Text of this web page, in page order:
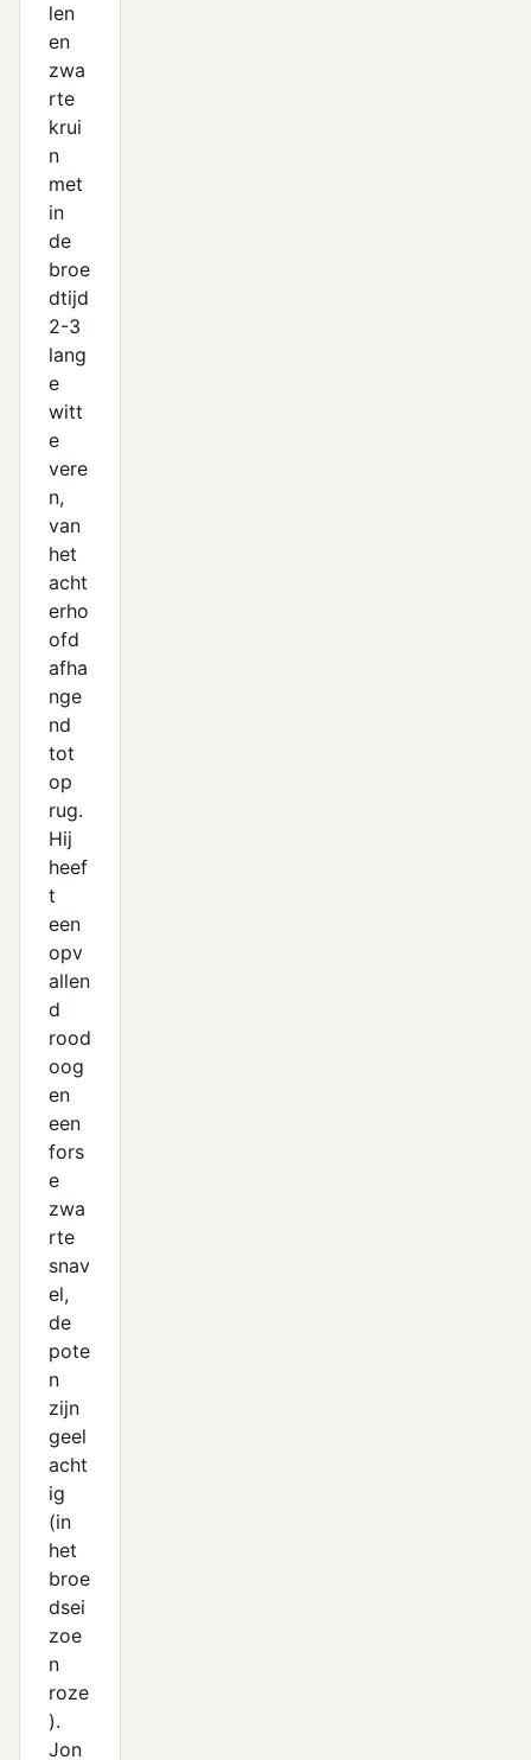
len
en
zwa
rte
krui
n
met
in
de
broe
dtijd
2-3
lang
e
witt
e
vere
n,
van
het
acht
erho
ofd
afha
nge
nd
tot
op
rug.
Hij
heef
t
een
opv
allen
d
rood
oog
en
een
fors
e
zwa
rte
snav
el,
de
pote
n
zijn
geel
acht
ig
(in
het
broe
dsei
zoe
n
roze
).
Jon